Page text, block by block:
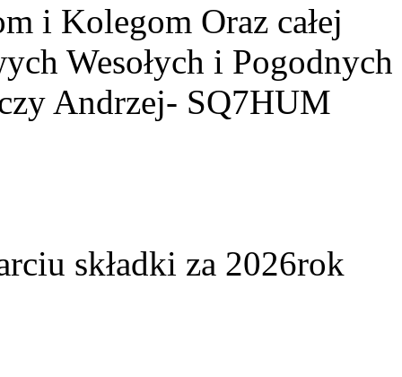
i Kolegom Oraz całej
Wesołych i Pogodnych
Andrzej- SQ7HUM
składki za 2026rok